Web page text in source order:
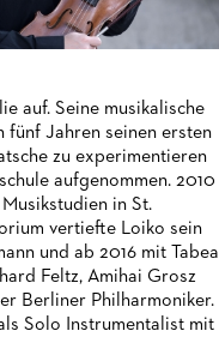
auf. Seine musikalische
fünf Jahren seinen ersten
zu experimentieren
aufgenommen. 2010
in St.
vertiefte Loiko sein
und ab 2016 mit Tabea
Feltz, Amihai Grosz
Berliner Philharmoniker.
Solo Instrumentalist mit